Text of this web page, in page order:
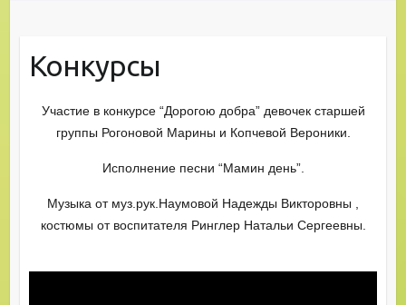
Конкурсы
Участие в конкурсе “Дорогою добра” девочек старшей
группы Рогоновой Марины и Копчевой Вероники.
Исполнение песни “Мамин день”.
Музыка от муз.рук.Наумовой Надежды Викторовны ,
костюмы от воспитателя Ринглер Натальи Сергеевны.